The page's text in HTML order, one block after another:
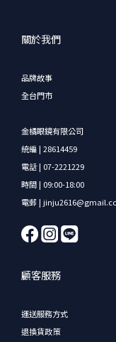
關於我們
品牌故事
全台門市
金橘眼鏡有限公司
統編 | 28614459
電話 | 07-2221229
時間 | 09:00-18:00
電郵 |
顧客服務
運送服務方式
退換貨政策